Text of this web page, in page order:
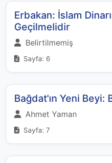
Erbakan: İslam
Geçilmelidir
Belirtilmemiş
Sayfa: 6
Bağdat'ın Yeni Beyi:
Ahmet Yaman
Sayfa: 7